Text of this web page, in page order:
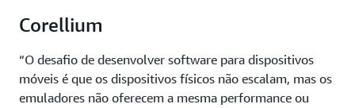
Corellium
“O desafio de desenvolver software para dispositivos
móveis é que os dispositivos físicos não escalam, mas os
emuladores não oferecem a mesma performance ou